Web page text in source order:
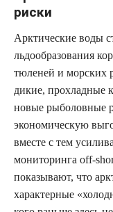
риски
Арктические воды
льдообразования
тюленей и морских
дикие, прохладные
новые рыболовные
экономическую
вместе с тем
мониторинга off-
показывают, что
характерные